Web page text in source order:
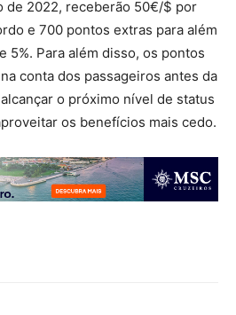
de 2022, receberão 50€/$ por
e 700 pontos extras para além
5%. Para além disso, os pontos
conta dos passageiros antes da
o próximo nível de status
os benefícios mais cedo.